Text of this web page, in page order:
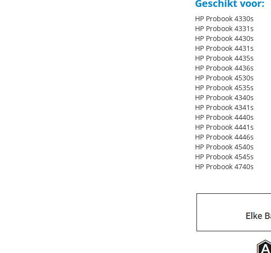
Geschikt voor:
HP Probook 4330s
HP Probook 4331s
HP Probook 4430s
HP Probook 4431s
HP Probook 4435s
HP Probook 4436s
HP Probook 4530s
HP Probook 4535s
HP Probook 4340s
HP Probook 4341s
HP Probook 4440s
HP Probook 4441s
HP Probook 4446s
HP Probook 4540s
HP Probook 4545s
HP Probook 4740s